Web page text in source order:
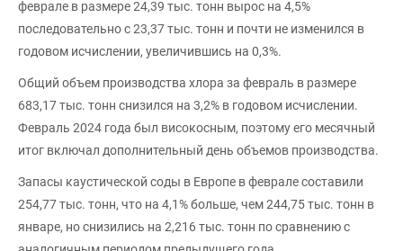
феврале в размере 24,39 тыс. тонн вырос на 4,5%
последовательно с 23,37 тыс. тонн и почти не изменился в
годовом исчислении, увеличившись на 0,3%.
Общий объем производства хлора за февраль в размере
683,17 тыс. тонн снизился на 3,2% в годовом исчислении.
Февраль 2024 года был високосным, поэтому его месячный
итог включал дополнительный день объемов производства.
Запасы каустической соды в Европе в феврале составили
254,77 тыс. тонн, что на 4,1% больше, чем 244,75 тыс. тонн в
январе, но снизились на 2,216 тыс. тонн по сравнению с